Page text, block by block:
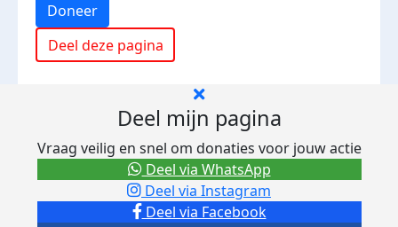
Doneer
Deel deze pagina
Deel mijn pagina
Vraag veilig en snel om donaties voor jouw actie
Deel via Facebook
Deel via Instagram
Deel via WhatsApp